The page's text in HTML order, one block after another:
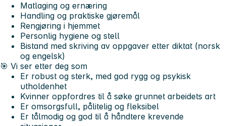
Matlaging og ernæring
Handling og praktiske gjøremål
Rengjøring i hjemmet
Personlig hygiene og stell
Bistand med skriving av oppgaver etter diktat (norsk
og engelsk)
🎯 Vi ser etter deg som
Er robust og sterk, med god rygg og psykisk
utholdenhet
Kvinner oppfordres til å søke grunnet arbeidets art
Er omsorgsfull, pålitelig og fleksibel
Er tålmodig og god til å håndtere krevende